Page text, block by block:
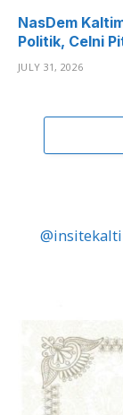
NasDem
Politik, Celni
JULY 31, 2026